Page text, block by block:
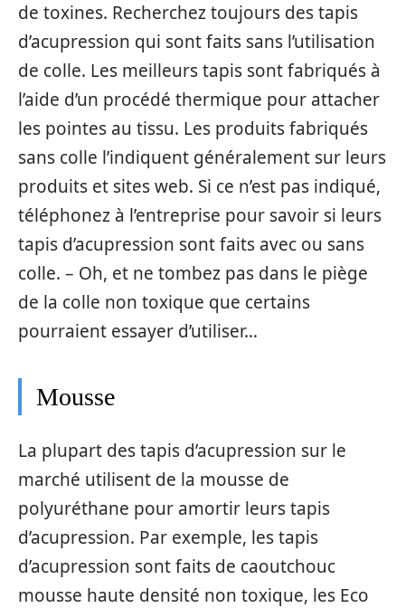
de toxines. Recherchez toujours des tapis
d’acupression qui sont faits sans l’utilisation
de colle. Les meilleurs tapis sont fabriqués à
l’aide d’un procédé thermique pour attacher
les pointes au tissu. Les produits fabriqués
sans colle l’indiquent généralement sur leurs
produits et sites web. Si ce n’est pas indiqué,
téléphonez à l’entreprise pour savoir si leurs
tapis d’acupression sont faits avec ou sans
colle. – Oh, et ne tombez pas dans le piège
de la colle non toxique que certains
pourraient essayer d’utiliser…
Mousse
La plupart des tapis d’acupression sur le
marché utilisent de la mousse de
polyuréthane pour amortir leurs tapis
d’acupression. Par exemple, les tapis
d’acupression sont faits de caoutchouc
mousse haute densité non toxique, les Eco